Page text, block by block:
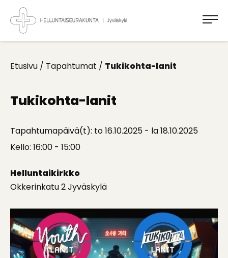
Takaisin
ylös
Jyväskylän
Helluntaiseurakunta
Koti
Etusivu / Tapahtumat / Tukikohta-lanit
Tukikohta-lanit
Tapahtumapäivä(t): to 16.10.2025 - la 18.10.2025
Kello: 16:00 - 15:00
Helluntaikirkko
Okkerinkatu 2 Jyväskylä